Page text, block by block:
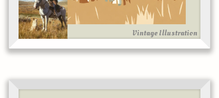
Vintage Illustration